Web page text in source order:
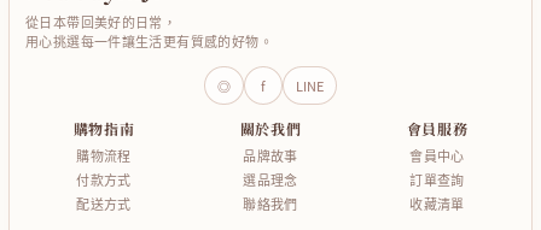
從日本帶回美好的日常，
用心挑選每一件讓生活更有質感的好物。
◎ f LINE
購物指南
購物流程
付款方式
配送方式
關於我們
品牌故事
選品理念
聯絡我們
會員服務
會員中心
訂單查詢
收藏清單